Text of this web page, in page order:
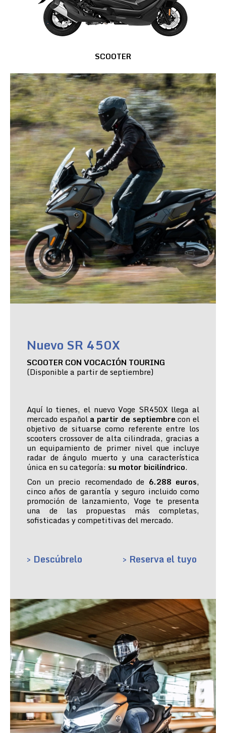
SCOOTER
Nuevo SR 450X
SCOOTER CON VOCACIÓN TOURING
(Disponible a partir de septiembre)
Aquí lo tienes, el nuevo Voge SR450X llega al
mercado español a partir de septiembre con el
objetivo de situarse como referente entre los
scooters crossover de alta cilindrada, gracias a
un equipamiento de primer nivel que incluye
radar de ángulo muerto y una característica
única en su categoría: su motor bicilíndrico.
Con un precio recomendado de 6.288 euros,
cinco años de garantía y seguro incluido como
promoción de lanzamiento, Voge te presenta
una de las propuestas más completas,
sofisticadas y competitivas del mercado.
> Descúbrelo > Reserva el tuyo